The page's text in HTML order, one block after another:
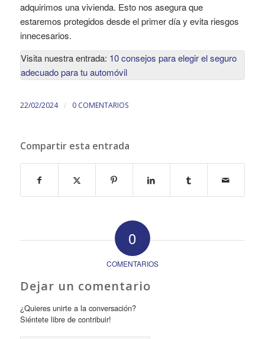
adquirimos una vivienda. Esto nos asegura que
estaremos protegidos desde el primer día y evita riesgos
innecesarios.
Visita nuestra entrada: 10 consejos para elegir el seguro
adecuado para tu automóvil
22/02/2024 / 0 COMENTARIOS
Compartir esta entrada
0
COMENTARIOS
Dejar un comentario
¿Quieres unirte a la conversación?
Siéntete libre de contribuir!